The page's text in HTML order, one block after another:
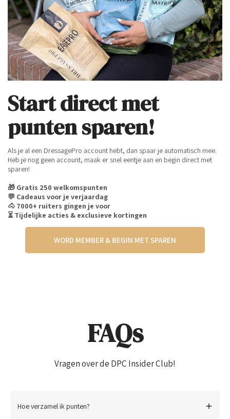
Start direct met
punten sparen!
Als je al een DressagePro account hebt, dan spaar je automatisch mee.
Heb je nog geen account, maak er snel eentje aan en begin direct met
sparen!
🎁 Gratis 250 welkomspunten
💬 Cadeaus voor je verjaardag
🐴 7000+ ruiters gingen je voor
⏳ Tijdelijke acties & exclusieve kortingen
WORD MEMBER & BEGIN MET SPAREN
FAQs
Vragen over de DPC Insider Club!
Hoe verzamel ik punten?